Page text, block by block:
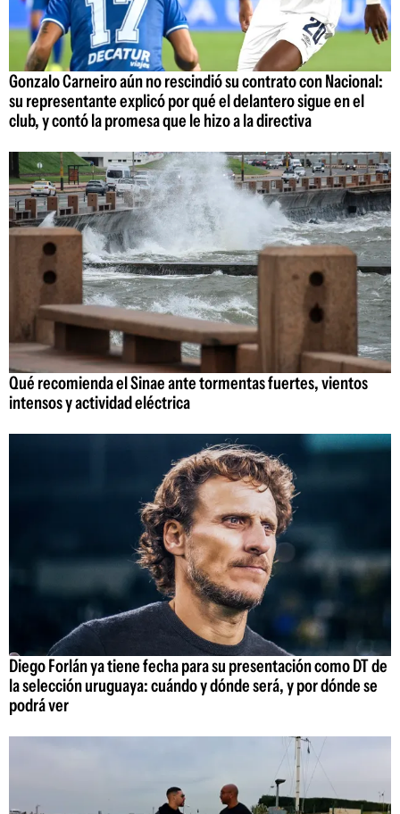
Gonzalo Carneiro aún no rescindió su contrato con Nacional:
su representante explicó por qué el delantero sigue en el
club, y contó la promesa que le hizo a la directiva
Qué recomienda el Sinae ante tormentas fuertes, vientos
intensos y actividad eléctrica
Diego Forlán ya tiene fecha para su presentación como DT de
la selección uruguaya: cuándo y dónde será, y por dónde se
podrá ver